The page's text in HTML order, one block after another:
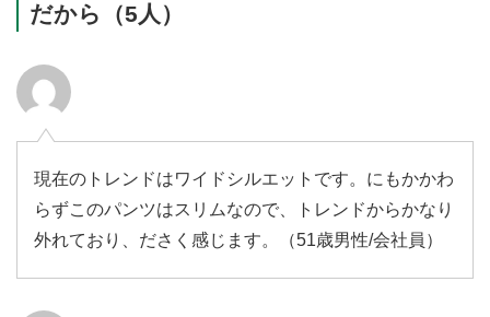
だから（5人）
現在のトレンドはワイドシルエットです。にもかかわ
らずこのパンツはスリムなので、トレンドからかなり
外れており、ださく感じます。（51歳男性/会社員）